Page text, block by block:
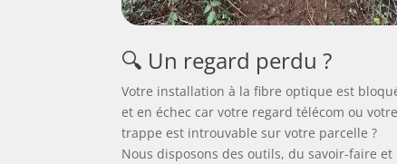
🔍 Un regard perdu ?
Votre installation à la fibre optique est
et en échec car votre regard télécom ou votre
trappe est introuvable sur votre parcelle ?
Nous disposons des outils, du savoir-faire et